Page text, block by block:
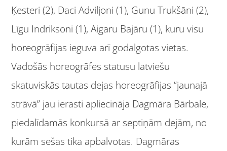
Ķesteri (2), Daci Adviljoni (1), Gunu Trukšāni (2),
Līgu Indriksoni (1), Aigaru Bajāru (1), kuru visu
horeogrāfijas ieguva arī godalgotas vietas.
Vadošās horeogrāfes statusu latviešu
skatuviskās tautas dejas horeogrāfijas “jaunajā
strāvā” jau ierasti apliecināja Dagmāra Bārbale,
piedalīdamās konkursā ar septiņām dejām, no
kurām sešas tika apbalvotas. Dagmāras